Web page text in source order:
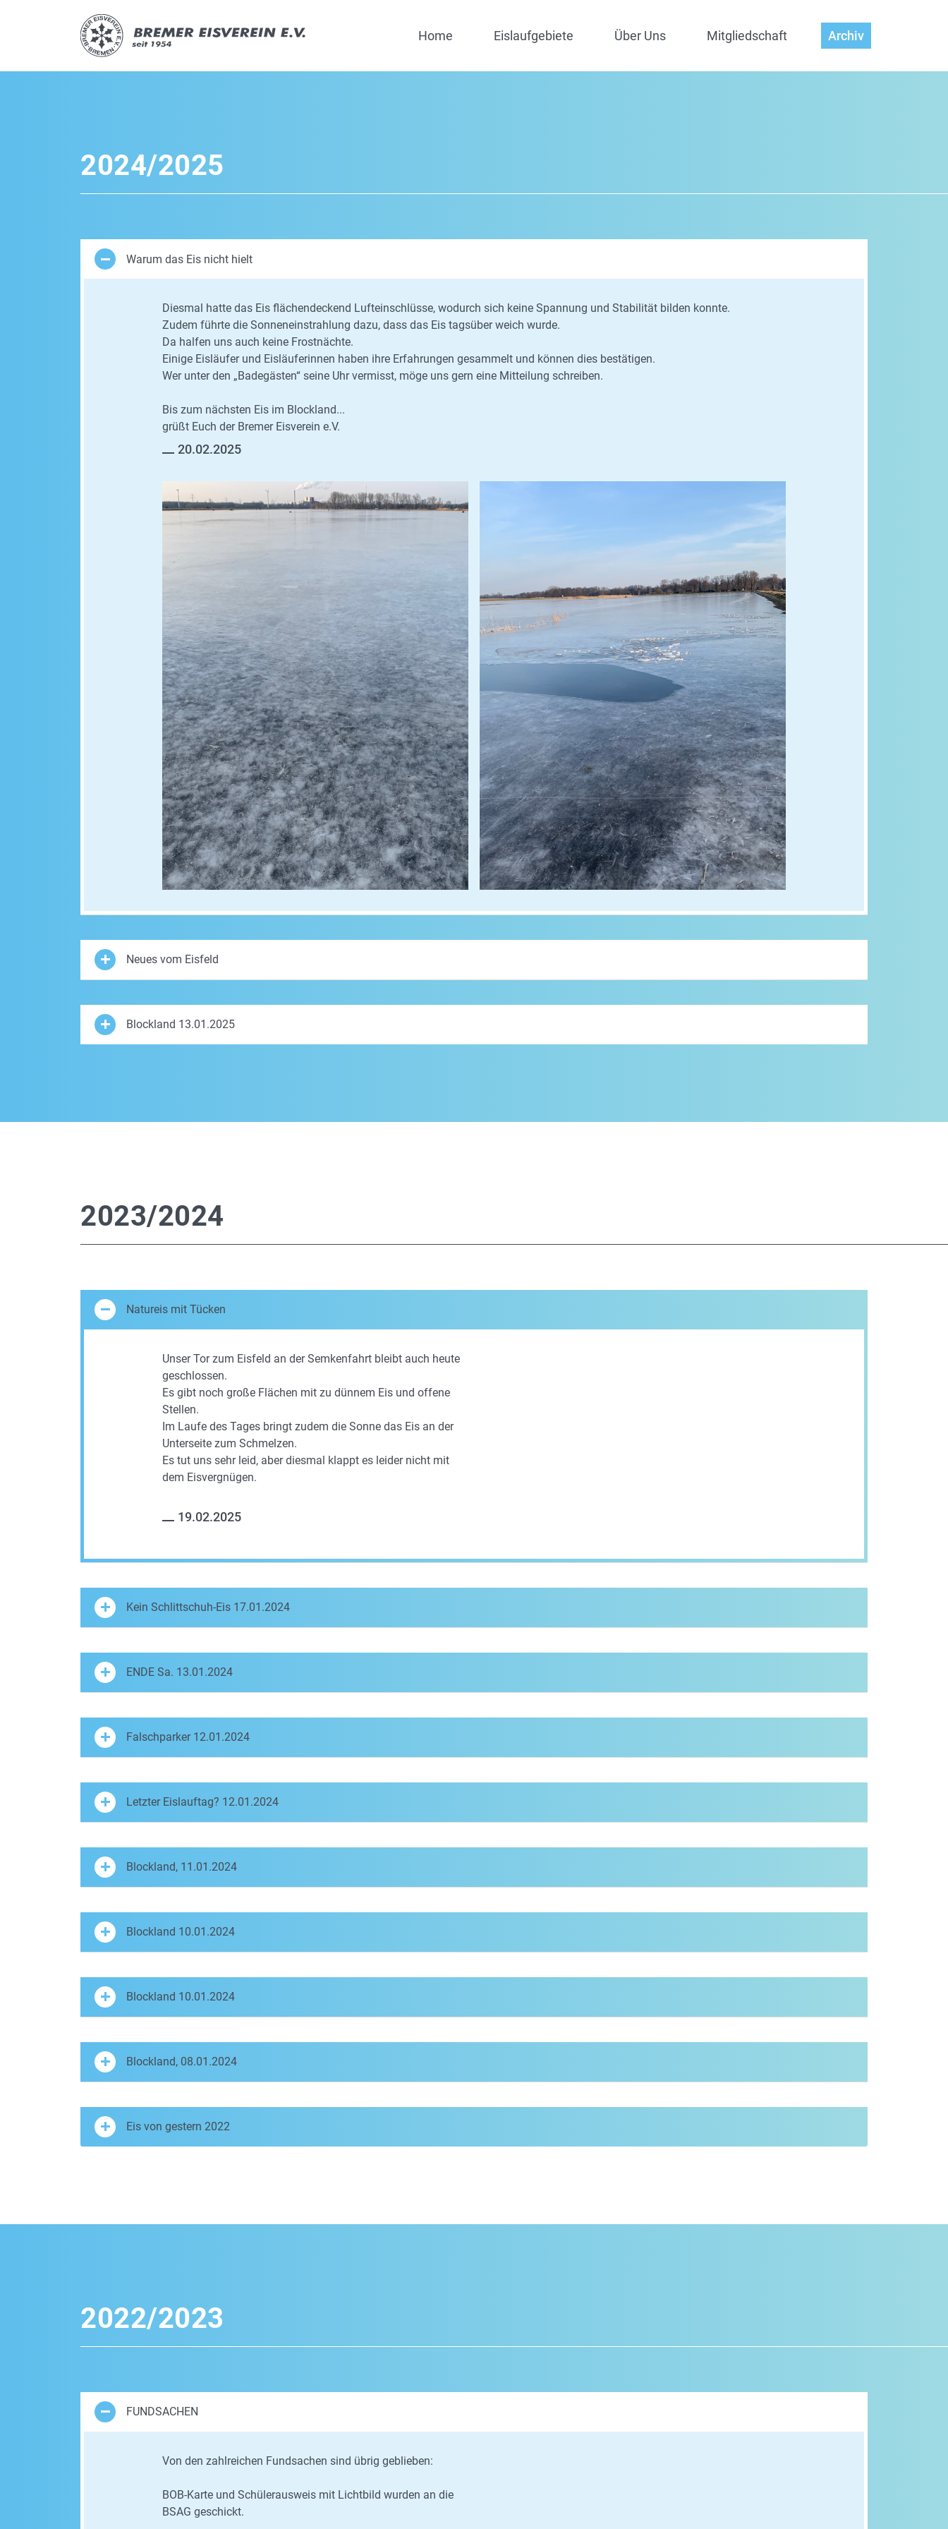
Home Eislaufgebiete Über Uns Mitgliedschaft Archiv
2024/2025
Warum das Eis nicht hielt
Diesmal hatte das Eis flächendeckend Lufteinschlüsse, wodurch sich keine Spannung und Stabilität bilden konnte.
Zudem führte die Sonneneinstrahlung dazu, dass das Eis tagsüber weich wurde.
Da halfen uns auch keine Frostnächte.
Einige Eisläufer und Eisläuferinnen haben ihre Erfahrungen gesammelt und können dies bestätigen.
Wer unter den „Badegästen“ seine Uhr vermisst, möge uns gern eine Mitteilung schreiben.
Bis zum nächsten Eis im Blockland...
grüßt Euch der Bremer Eisverein e.V.
20.02.2025
Neues vom Eisfeld
Blockland 13.01.2025
2023/2024
Natureis mit Tücken
Unser Tor zum Eisfeld an der Semkenfahrt bleibt auch heute
geschlossen.
Es gibt noch große Flächen mit zu dünnem Eis und offene
Stellen.
Im Laufe des Tages bringt zudem die Sonne das Eis an der
Unterseite zum Schmelzen.
Es tut uns sehr leid, aber diesmal klappt es leider nicht mit
dem Eisvergnügen.
19.02.2025
Kein Schlittschuh-Eis 17.01.2024
ENDE Sa. 13.01.2024
Falschparker 12.01.2024
Letzter Eislauftag? 12.01.2024
Blockland, 11.01.2024
Blockland 10.01.2024
Blockland 10.01.2024
Blockland, 08.01.2024
Eis von gestern 2022
2022/2023
FUNDSACHEN
Von den zahlreichen Fundsachen sind übrig geblieben:
BOB-Karte und Schülerausweis mit Lichtbild wurden an die
BSAG geschickt.